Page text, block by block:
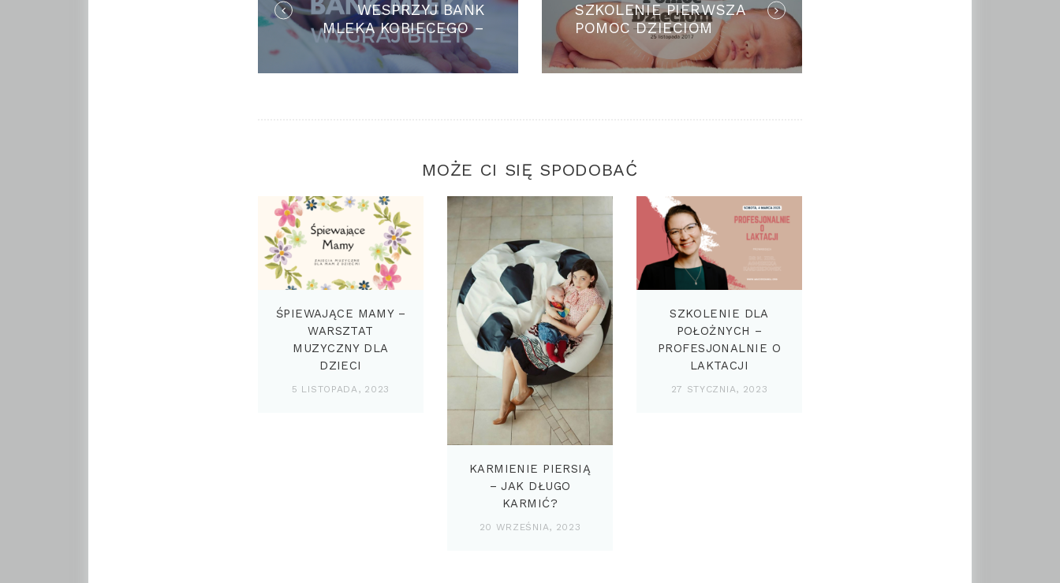
WESPRZYJ BANK
MLEKA KOBIECEGO –
WYGRAJ BILET NA
KONCERT
post:
SZKOLENIE PIERWSZA
POMOC DZIECIOM
MOŻE CI SIĘ SPODOBAĆ
ŚPIEWAJĄCE MAMY –
WARSZTAT
MUZYCZNY DLA
DZIECI
5 LISTOPADA, 2023
KARMIENIE PIERSIĄ
– JAK DŁUGO
KARMIĆ?
20 WRZEŚNIA, 2023
SZKOLENIE DLA
POŁOŻNYCH –
PROFESJONALNIE O
LAKTACJI
27 STYCZNIA, 2023